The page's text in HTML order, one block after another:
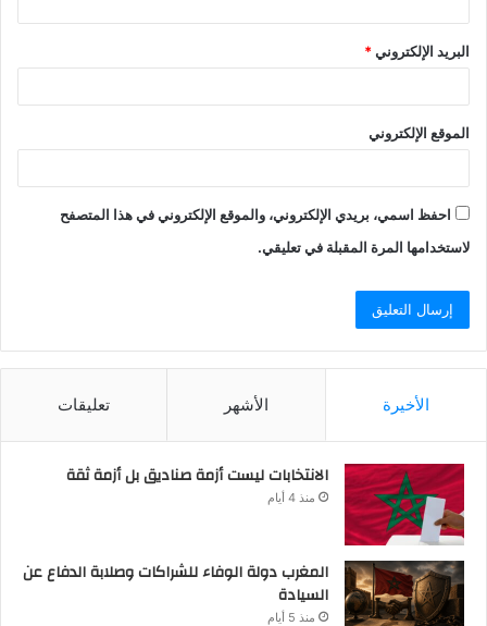
البريد الإلكتروني*
الموقع الإلكتروني
احفظ اسمي، بريدي الإلكتروني، والموقع الإلكتروني في هذا المتصفح
لاستخدامها المرة المقبلة في تعليقي.
الأخيرة الأشهر تعليقات
الانتخابات ليست أزمة صناديق بل أزمة ثقة
منذ 4 أيام
المغرب دولة الوفاء للشراكات وصلابة الدفاع عن
السيادة
منذ 5 أيام